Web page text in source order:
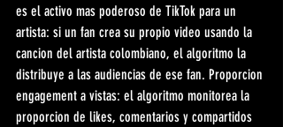
es el activo mas poderoso de TikTok para un
artista: si un fan crea su propio video usando la
cancion del artista colombiano, el algoritmo la
distribuye a las audiencias de ese fan. Proporcion
engagement a vistas: el algoritmo monitorea la
proporcion de likes, comentarios y compartidos